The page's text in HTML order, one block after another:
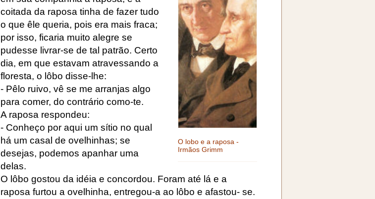
O lobo e a raposa -
Irmãos Grimm
coitada da raposa tinha de fazer tudo
o que êle queria, pois era mais fraca;
por isso, ficaria muito alegre se
pudesse livrar-se de tal patrão. Certo
dia, em que estavam atravessando a
floresta, o lôbo disse-lhe:
- Pêlo ruivo, vê se me arranjas algo
para comer, do contrário como-te.
A raposa respondeu:
- Conheço por aqui um sítio no qual
há um casal de ovelhinhas; se
desejas, podemos apanhar uma
delas.
O lôbo gostou da idéia e concordou. Foram até lá e a
raposa furtou a ovelhinha, entregou-a ao lôbo e afastou- se.